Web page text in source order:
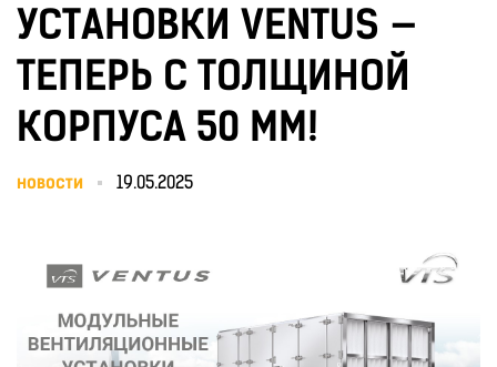
УСТАНОВКИ VENTUS —
ТЕПЕРЬ С ТОЛЩИНОЙ
КОРПУСА 50 ММ!
новости 19.05.2025